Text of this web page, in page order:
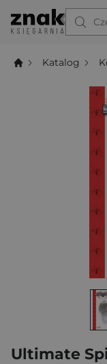
Katalog
Ultimate